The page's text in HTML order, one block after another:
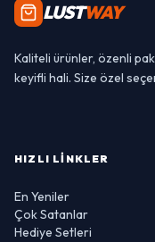
LUSTWAY
Kaliteli ürünler, özenli
keyifli hali. Size özel
HIZLI LINKLER
En Yeniler
Çok Satanlar
Hediye Setleri